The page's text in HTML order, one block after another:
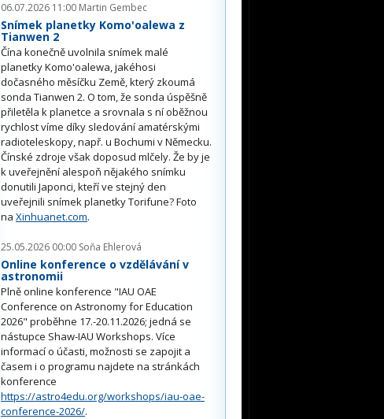
06.07.2026 11:00 Martin Gembec
Snímek planetky Komo'oalewa z
Tianwen 2
Čína konečně uvolnila snímek malé
planetky Komo'oalewa, jakéhosi
dočasného měsíčku Země, který zkoumá
sonda Tianwen 2. O tom, že sonda úspěšně
přiletěla k planetce a srovnala s ní oběžnou
rychlost víme díky sledování amatérskými
radioteleskopy, např. u Bochumi v Německu.
Čínské zdroje však doposud mlčely. Že by je
k uveřejnění alespoň nějakého snímku
donutili Japonci, kteří ve stejný den
uveřejnili snímek planetky Torifune? Foto
na Xinhuanet.com.
25.05.2026 00:00 Soňa Ehlerová
Online konference o vzdělávání v
astronomii
Plně online konference "IAU OAE
Conference on Astronomy for Education
2026" proběhne 17.-20.11.2026; jedná se
nástupce Shaw-IAU Workshops. Více
informací o účasti, možnosti se zapojit a
časem i o programu najdete na stránkách
konference
https://astro4edu.org/workshops/iau-oae-
conference-2026/.